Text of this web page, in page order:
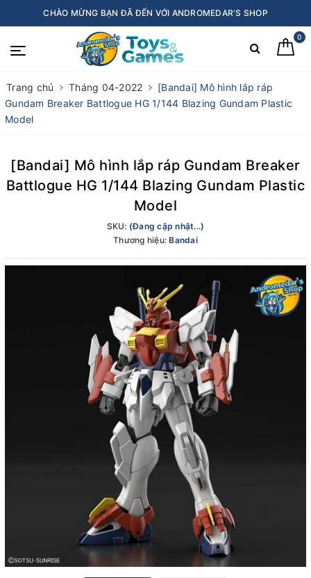
CHÀO MỪNG BẠN ĐÃ ĐẾN VỚI ANDROMEDAR'S SHOP
0
Trang chủ Tháng 04-2022
[Bandai] Mô hình lắp ráp
Gundam Breaker Battlogue HG 1/144 Blazing Gundam Plastic
Model
[Bandai] Mô hình lắp ráp Gundam Breaker
Battlogue HG 1/144 Blazing Gundam Plastic
Model
SKU: (Đang cập nhật...)
Thương hiệu:Bandai